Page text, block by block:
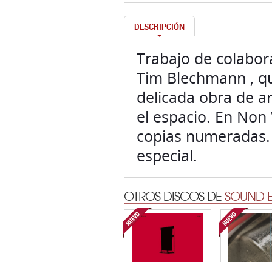
DESCRIPCIÓN
Trabajo de
Tim Blechmann ,
delicada obra de
el espacio. En
copias
especial.
OTROS DISCOS DESOUND